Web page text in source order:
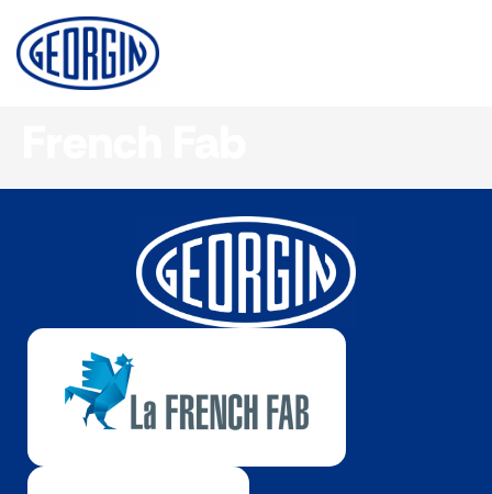
Panneau de gestion des cookies